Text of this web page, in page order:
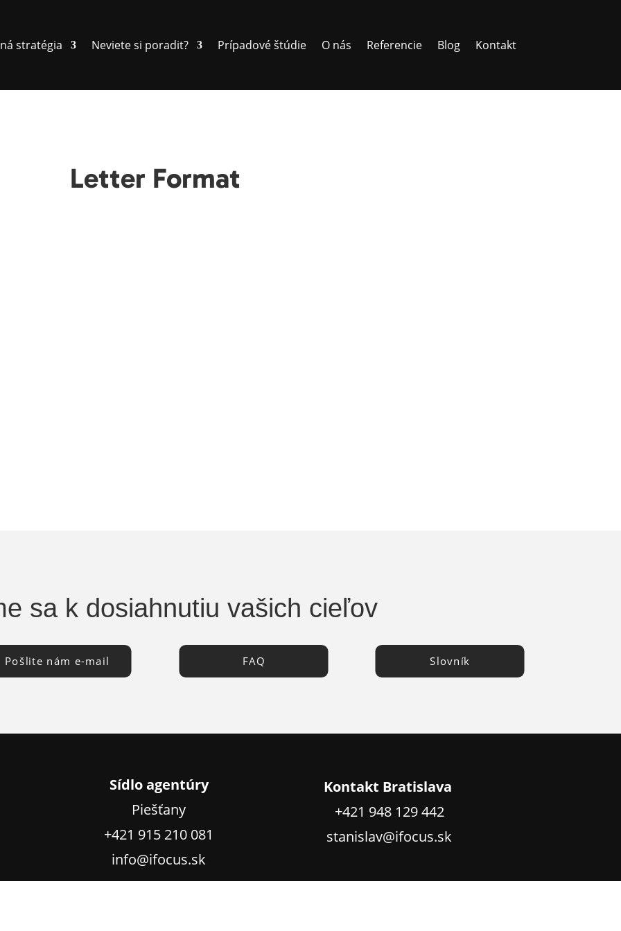
stratégia Neviete si poradit? Prípadové štúdie O nás Referencie Blog Kontakt
Letter Format
sa k dosiahnutiu vašich cieľov
Pošlite nám e-mail FAQ Slovník
Sídlo agentúry
Piešťany
+421 915 210 081
info@ifocus.sk
Kontakt Bratislava
+421 948 129 442
stanislav@ifocus.sk